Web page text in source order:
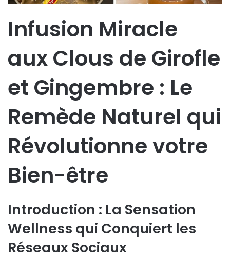
Infusion Miracle
aux Clous de Girofle
et Gingembre : Le
Remède Naturel qui
Révolutionne votre
Bien-être
Introduction : La Sensation
Wellness qui Conquiert les
Réseaux Sociaux